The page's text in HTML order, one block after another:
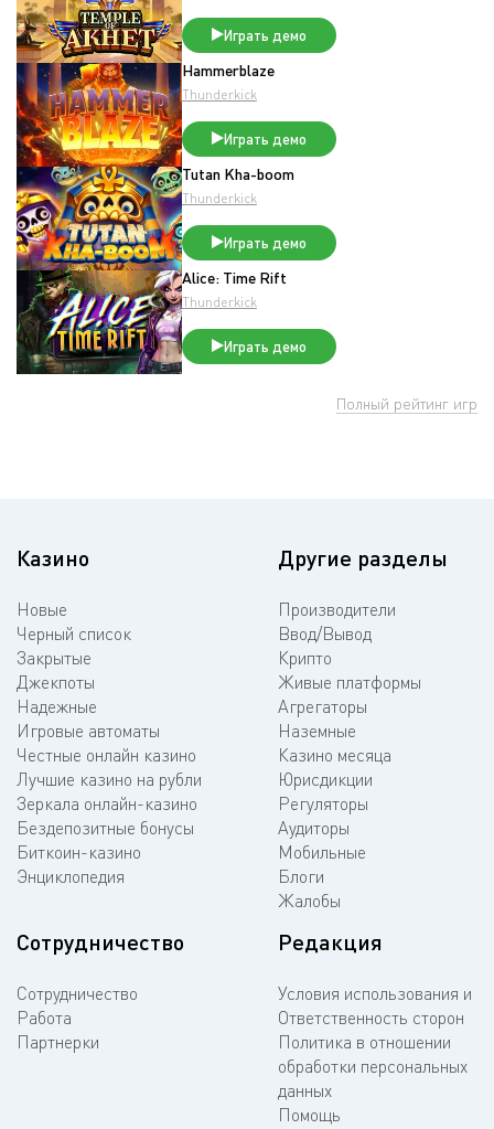
Играть демо
Hammerblaze
Thunderkick
Играть демо
Tutan Kha-boom
Thunderkick
Играть демо
Alice: Time Rift
Thunderkick
Играть демо
Полный рейтинг игр
Казино
Новые
Черный список
Закрытые
Джекпоты
Надежные
Игровые автоматы
Честные онлайн казино
Лучшие казино на рубли
Зеркала онлайн-казино
Бездепозитные бонусы
Биткоин-казино
Энциклопедия
Другие разделы
Производители
Ввод/Вывод
Крипто
Живые платформы
Агрегаторы
Наземные
Казино месяца
Юрисдикции
Регуляторы
Аудиторы
Мобильные
Блоги
Жалобы
Сотрудничество
Сотрудничество
Работа
Партнерки
Редакция
Условия использования и
Ответственность сторон
Политика в отношении
обработки персональных
данных
Помощь